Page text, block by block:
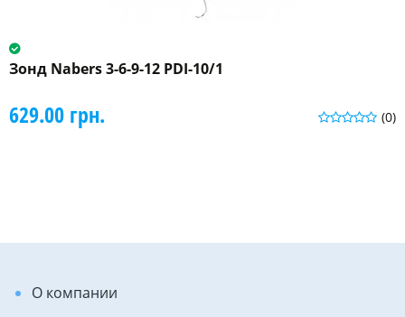
Зонд Nabers 3-6-9-12 PDI-10/1
(0)
629.00 грн.
О компании